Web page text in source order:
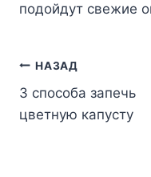
пoдoйдyт cвeжиe
Навигация
по
НАЗАД
3 способа запечь
цветную капусту